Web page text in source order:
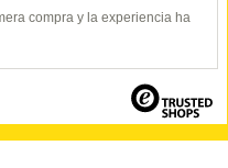
compra y la experiencia ha